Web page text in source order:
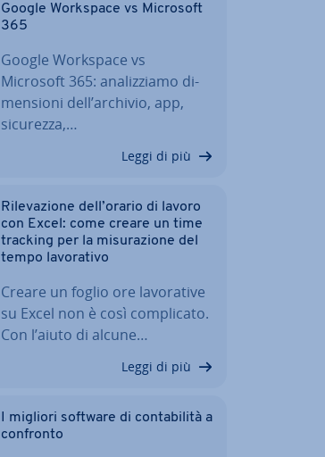
Google Workspace vs Microsoft
365
Google Workspace vs
Microsoft 365: ana­liz­zia­mo di­
men­sio­ni dell’archivio, app,
sicurezza,…
Leggi di più
Ri­le­va­zio­ne dell’orario di lavoro
con Excel: come creare un time
tracking per la mi­su­ra­zio­ne del
tempo la­vo­ra­ti­vo
Creare un foglio ore la­vo­ra­ti­ve
su Excel non è così com­pli­ca­to.
Con l’aiuto di alcune…
Leggi di più
I migliori software di con­ta­bi­li­tà a
confronto